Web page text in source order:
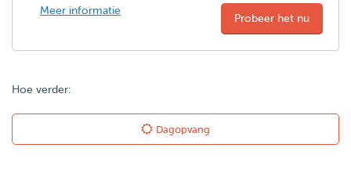
Meer informatie
Probeer het nu
Hoe verder:
Dagopvang